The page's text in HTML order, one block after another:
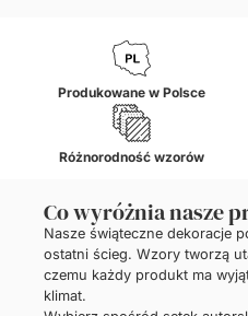
Produkowane w Polsce
Różnorodność wzorów
Co wyróżnia nasze
Nasze świąteczne dekoracje
ostatni ścieg. Wzory tworzą
czemu każdy produkt ma
klimat.